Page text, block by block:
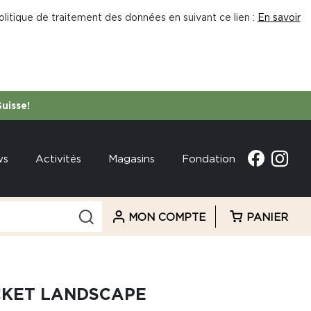
de traitement des données en suivant ce lien : En savoir
Activités Magasins Fondation
MON COMPTE PANIER
LANDSCAPE